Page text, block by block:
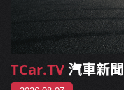
TCar.TV汽車新聞